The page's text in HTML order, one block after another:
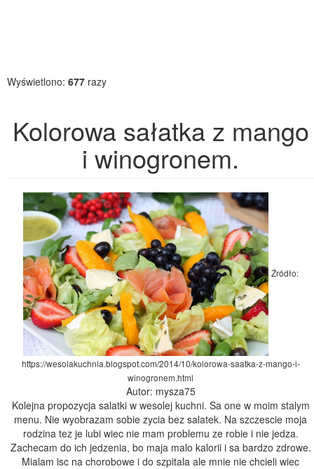
Wyświetlono: 677 razy
Kolorowa sałatka z mango
i winogronem.
Źródło:
https://wesolakuchnia.blogspot.com/2014/10/kolorowa-saatka-z-mango-i-
winogronem.html
Autor: mysza75
Kolejna propozycja salatki w wesolej kuchni. Sa one w moim stalym
menu. Nie wyobrazam sobie zycia bez salatek. Na szczescie moja
rodzina tez je lubi wiec nie mam problemu ze robie i nie jedza.
Zachecam do ich jedzenia, bo maja malo kalorii i sa bardzo zdrowe.
Mialam isc na chorobowe i do szpitala ale mnie nie chcieli wiec